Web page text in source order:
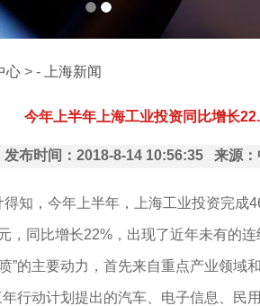
心 > - 上海新闻
今年上半年上海工业投资同比增长
发布时间：2018-8-14 10:56:35 来源
得知，今年上半年，上海工业投资完
，同比增长22%，出现了近年未有的连
主要动力，首先来自重点产业领域
年行动计划提出的汽车、电子信息、